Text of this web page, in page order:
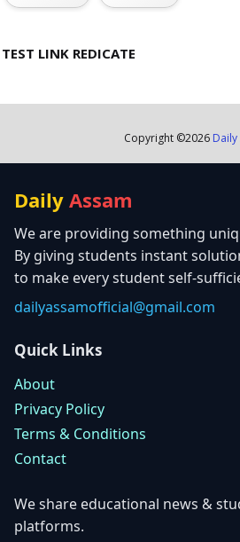
TEST LINK REDICATE
Copyright ©2026 Daily
Daily Assam
We are providing something
By giving students instant
to make every student self-
dailyassamofficial@gmail.com
Quick Links
About
Privacy Policy
Terms & Conditions
Contact
We share educational news &
platforms.